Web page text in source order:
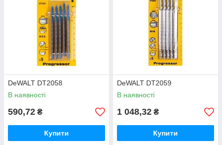
DeWALT DT2058
В наявності
590,72 ₴
Купити
DeWALT DT2059
В наявності
1 048,32 ₴
Купити